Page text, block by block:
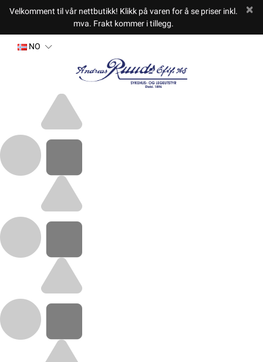
Velkomment til vår nettbutikk! Klikk på varen for å se priser inkl.
mva. Frakt kommer i tillegg.
NO